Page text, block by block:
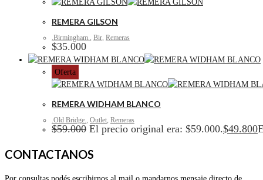
REMERA GILSON
.Birmingham., Bir, Remeras
$35.000
Oferta
REMERA WIDHAM BLANCO
.Old Bridge., Outlet, Remeras
$59.000 El precio original era: $59.000.$49.800
CONTACTANOS